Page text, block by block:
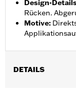
Design-
Rücken.
Motive:
DETAILS